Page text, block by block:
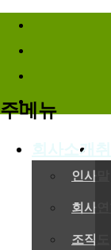
바로가기메뉴
주메뉴
회사소개
인사말
회사연
조직도